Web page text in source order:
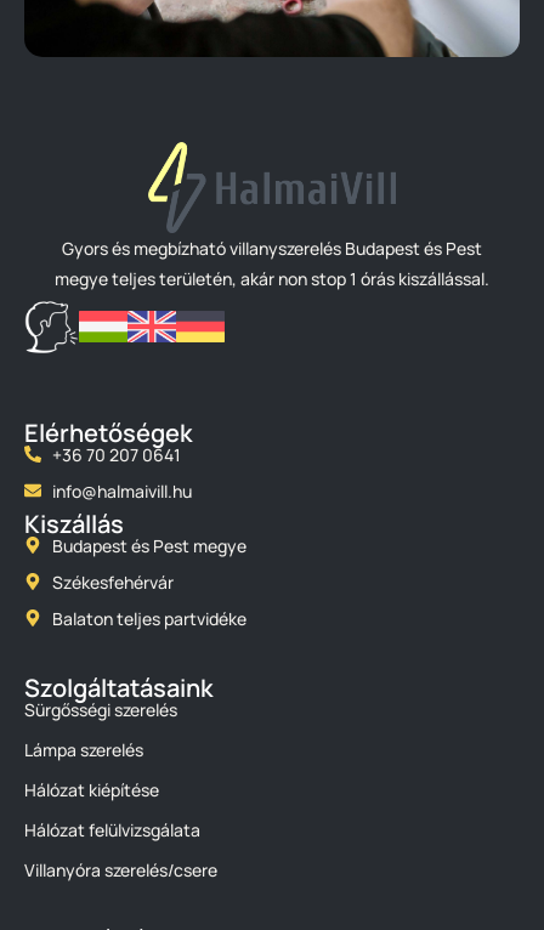
Gyors és megbízható villanyszerelés Budapest és Pest
megye teljes területén, akár non stop 1 órás kiszállással.
Elérhetőségek
+36 70 207 0641
info@halmaivill.hu
Kiszállás
Budapest és Pest megye
Székesfehérvár
Balaton teljes partvidéke
Szolgáltatásaink
Sürgősségi szerelés
Lámpa szerelés
Hálózat kiépítése
Hálózat felülvizsgálata
Villanyóra szerelés/csere